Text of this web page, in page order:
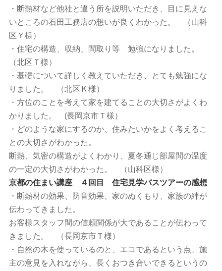
・断熱材など他社と違う所を説明いただき、目に見えな
いところの石田工務店の想いが良くわかった。 （山科
区Ｙ様）
・住宅の構造、収納、間取り等 勉強になりました。
（北区Ｔ様）
・基礎について詳しく教えていただき、とても勉強にな
りました。 （北区Ｋ様）
・方位のことを考えて家を建てることの大切さがよくわ
かりました。 (長岡京市Ｔ様）
・どのような家にするのか、住みたいかをよく考えるこ
との大切さがわかった。
断熱、気密の構造がよくわかり、夏冬通じ部屋間の温度
の一定の大切さがわかった。 （山科区様）
京都の住まい講座 ４回目 住宅見学バスツアーの感想
・断熱材の効果、防音効果、家のぬくもり、家族の絆が
伝わってきました。
お客様スタッフ間の信頼関係が大であることが伝わって
きました。 （長岡京市Ｔ様）
・自然の木を使っているのと、エコであるという点、施
主の意見を入れながら、長くおつき合いできるというの